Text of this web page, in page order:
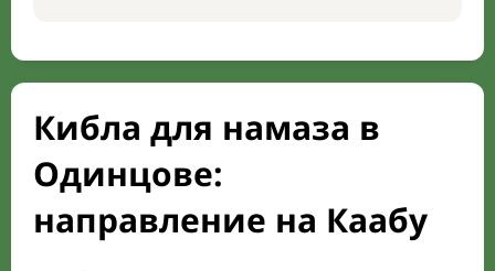
Кибла для намаза в
Одинцове:
направление на Каабу